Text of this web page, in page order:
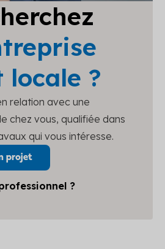
locale ?
relation avec une
chez vous, qualifiée dans
qui vous intéresse.
?